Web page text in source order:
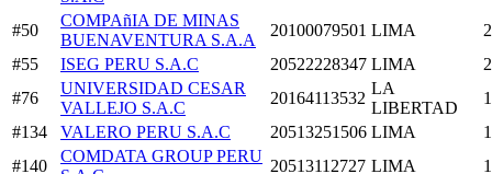
#50
COMPAñIA DE MINAS
BUENAVENTURA S.A.A
20100079501 LIMA
#55
ISEG PERU S.A.C 20522228347 LIMA
#76
UNIVERSIDAD CESAR
VALLEJO S.A.C
20164113532
LA
LIBERTAD
#134
VALERO PERU S.A.C 20513251506 LIMA
#140
COMDATA GROUP PERU
20513112727 LIMA